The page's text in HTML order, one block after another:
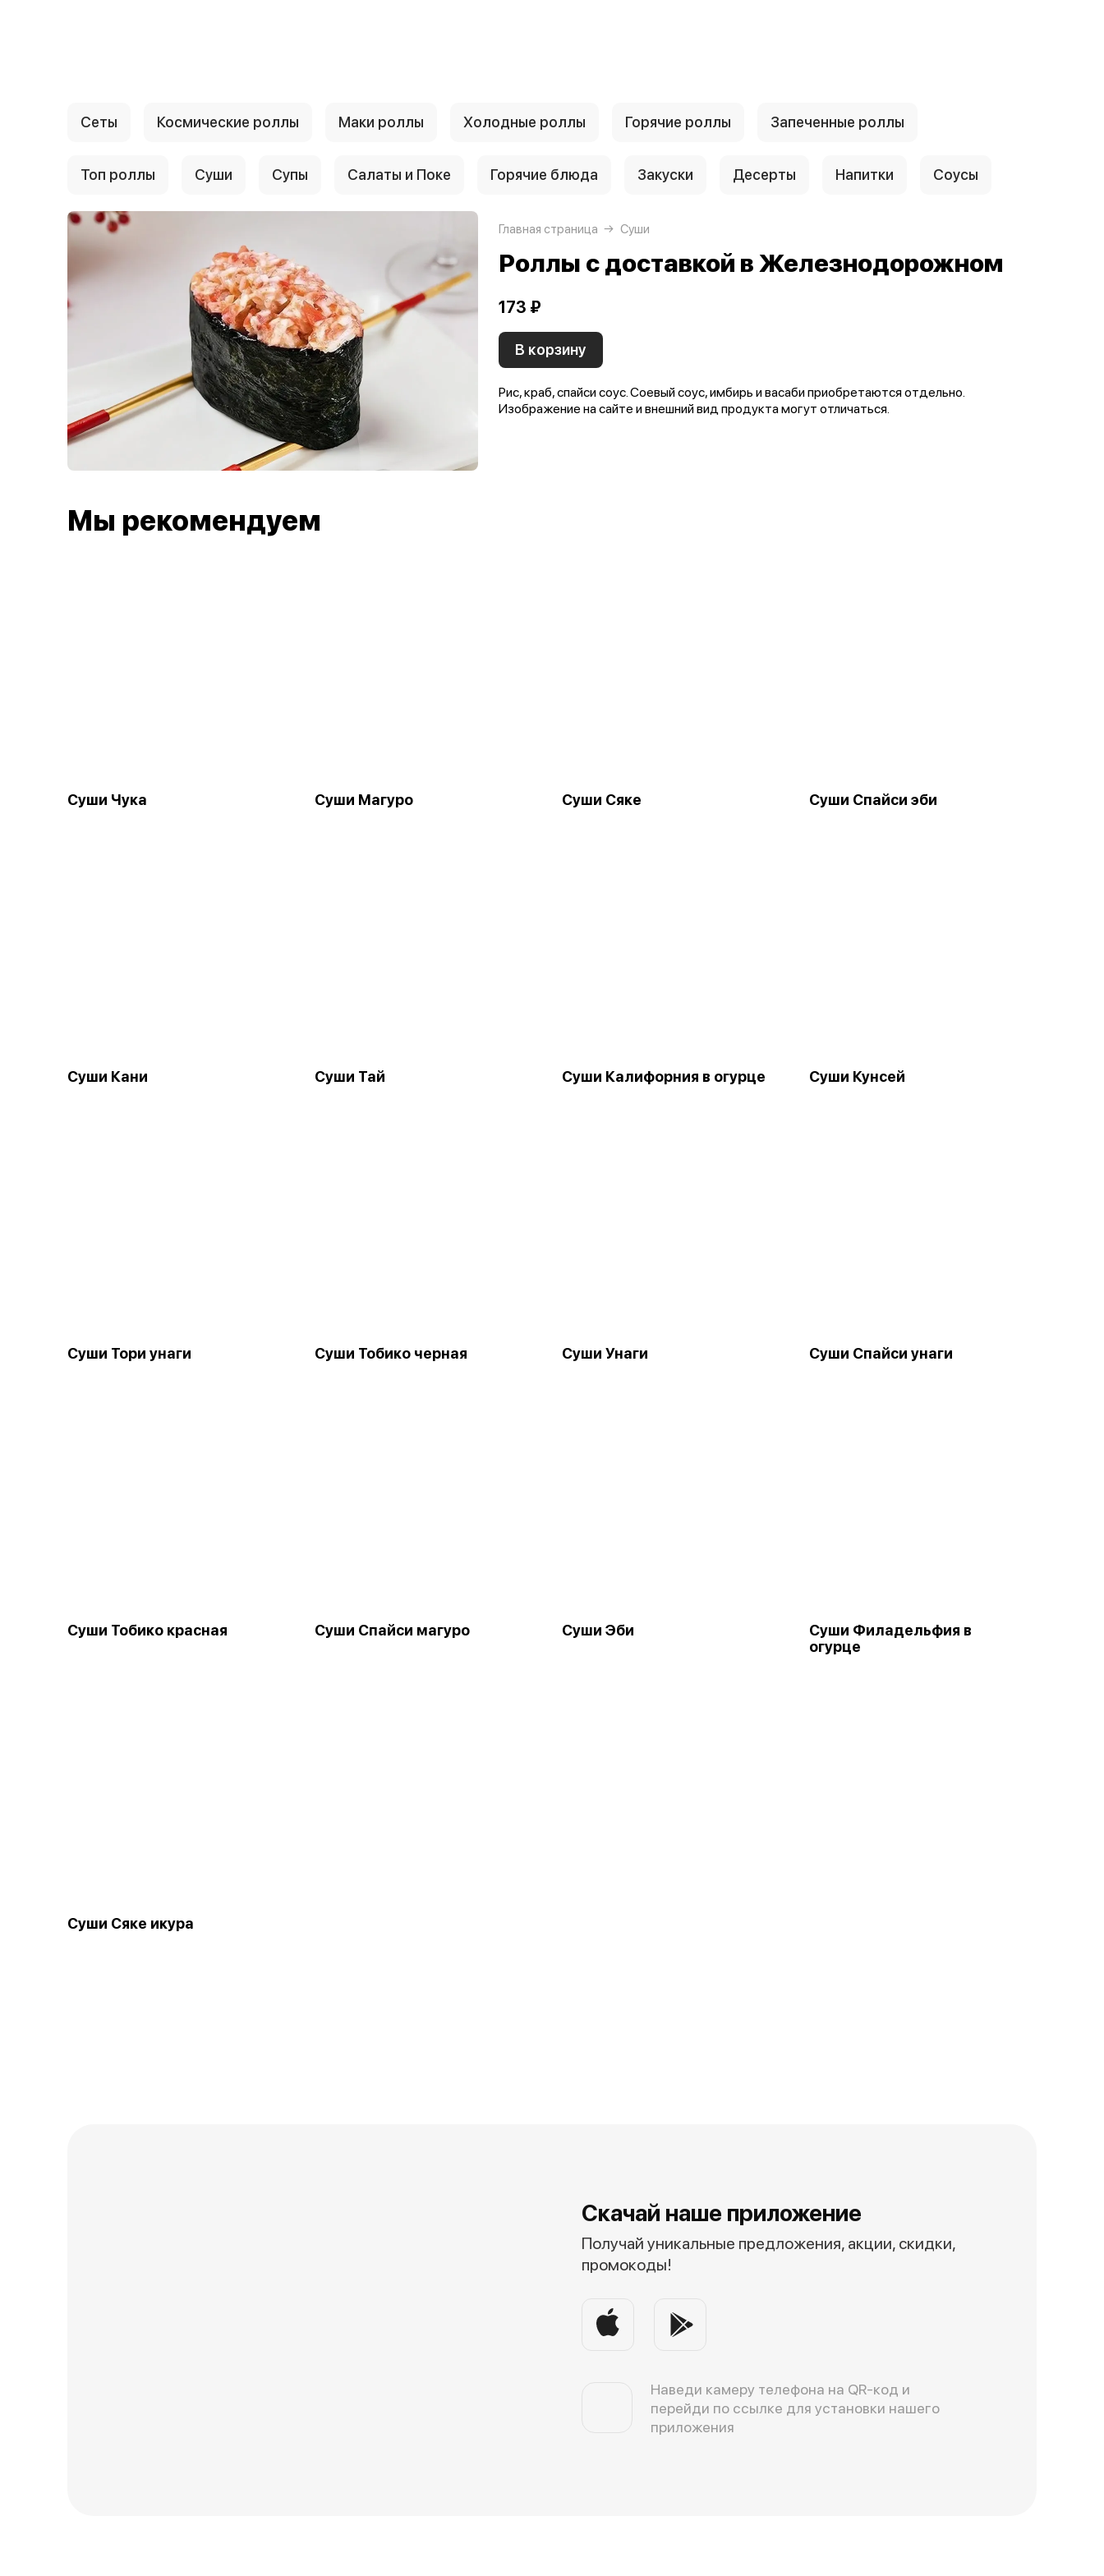
Сеты Космические роллы Маки роллы Холодные роллы Горячие роллы Запеченные роллы
Топ роллы Суши Супы Салаты и Поке Горячие блюда Закуски Десерты Напитки Соусы
Главная страница Суши
Роллы с доставкой в Железнодорожном
173 ₽
В корзину
Рис, краб, спайси соус. Соевый соус, имбирь и васаби приобретаются отдельно.
Изображение на сайте и внешний вид продукта могут отличаться.
Мы рекомендуем
Суши Чука Суши Магуро Суши Сяке Суши Спайси эби
Суши Кани Суши Тай Суши Калифорния в огурце Суши Кунсей
Суши Тори унаги Суши Тобико черная Суши Унаги Суши Спайси унаги
Суши Тобико красная Суши Спайси магуро Суши Эби
Суши Филадельфия в
огурце
Суши Сяке икура
Скачай наше приложение
Получай уникальные предложения, акции, скидки,
промокоды!
Наведи камеру телефона на QR-код и
перейди по ссылке для установки нашего
приложения